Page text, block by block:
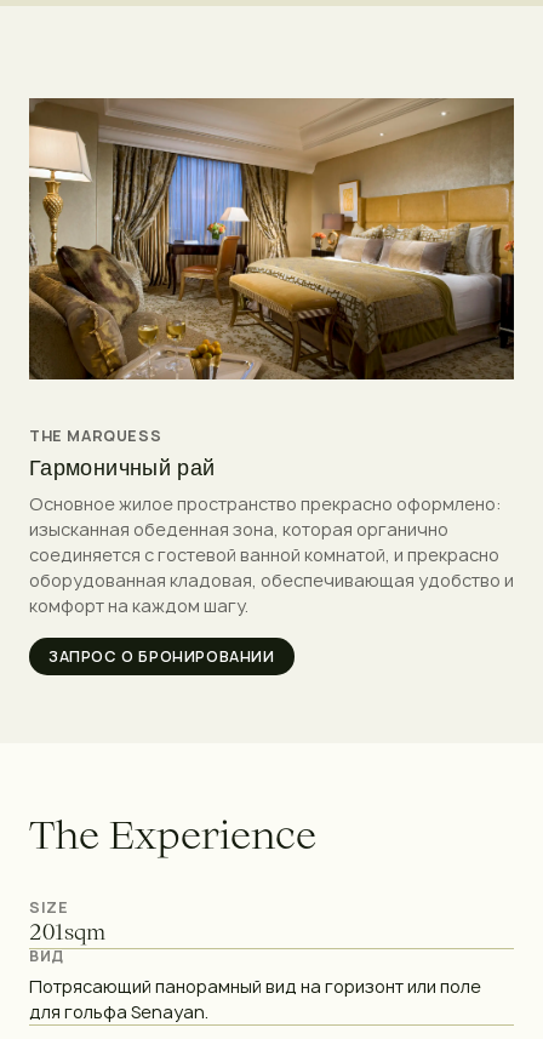
THE MARQUESS
Гармоничный рай
Основное жилое пространство прекрасно оформлено:
изысканная обеденная зона, которая органично
соединяется с гостевой ванной комнатой, и прекрасно
оборудованная кладовая, обеспечивающая удобство и
комфорт на каждом шагу.
ЗАПРОС О БРОНИРОВАНИИ
The Experience
SIZE
201sqm
ВИД
Потрясающий панорамный вид на горизонт или поле
для гольфа Senayan.